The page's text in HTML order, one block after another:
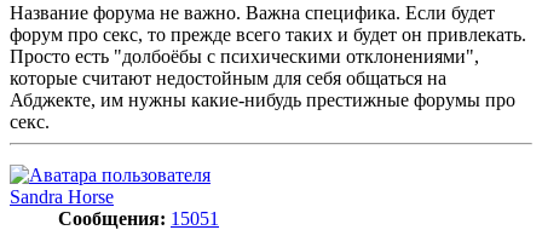
Название форума не важно. Важна специфика. Если будет
форум про секс, то прежде всего таких и будет он привлекать.
Просто есть "долбоёбы с психическими отклонениями",
которые считают недостойным для себя общаться на
Абджекте, им нужны какие-нибудь престижные форумы про
секс.
Sandra Horse
Сообщения: 15051